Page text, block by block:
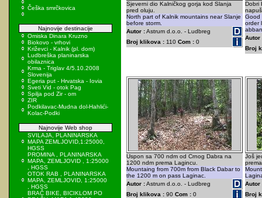
Češka smrčkovica
Najnovije destinacije
Omiska Dinara Kruzno
Biokovo - vrhovi
Križevci - Kalnik (pl. dom)
Ludbreška planinarska
obilaznica
Krma - Triglav 4/5.10.2008
Slovenija
Egeria put - Hrvatska - Iovia
Sveti Vid - otok Pag
Spilja pod Zir - om
ZIR
Podkilavac-Mudna dol-Hahlići-
Kolac-Podki
Najnovije Web shop
SVILAJA, PLANINARSKA
MAPA ZEMLJOVID,1:25000,
HGSS
PROMINA , PLANINARSKA
MAPA, ZEMLJOVID , 1:25000
, HGSS
OTOK RAB , PLANINARSKA
MAPA, ZEMLJOVID, 1:25000
, HGSS
BRAČ BIKE, BICIKLOM PO
Sjeverni dio Kalničkog gorja kod Slanja
pred oluju.
North part of Kalnik mountains near Slanje
before storm.
Autor :Astrum d.o.o. - Ludbreg
Broj klikova : 110 Com : 0
Dobri
Good
order
Autor
Broj
Uspon sa 700 ndm od Crnog Dabra na
1200 ndm prema Lagincu.
Mountaing from 700m from Black Dabar to
the 1200 m on pass Laginac.
Autor :Astrum d.o.o. - Ludbreg
Broj klikova : 90 Com : 0
Još
Autor
Broj